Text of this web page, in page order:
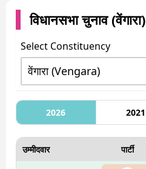
विधानसभा चुनाव (वेंगारा)
Select Constituency
2026 2021
उम्मीदवार पार्टी